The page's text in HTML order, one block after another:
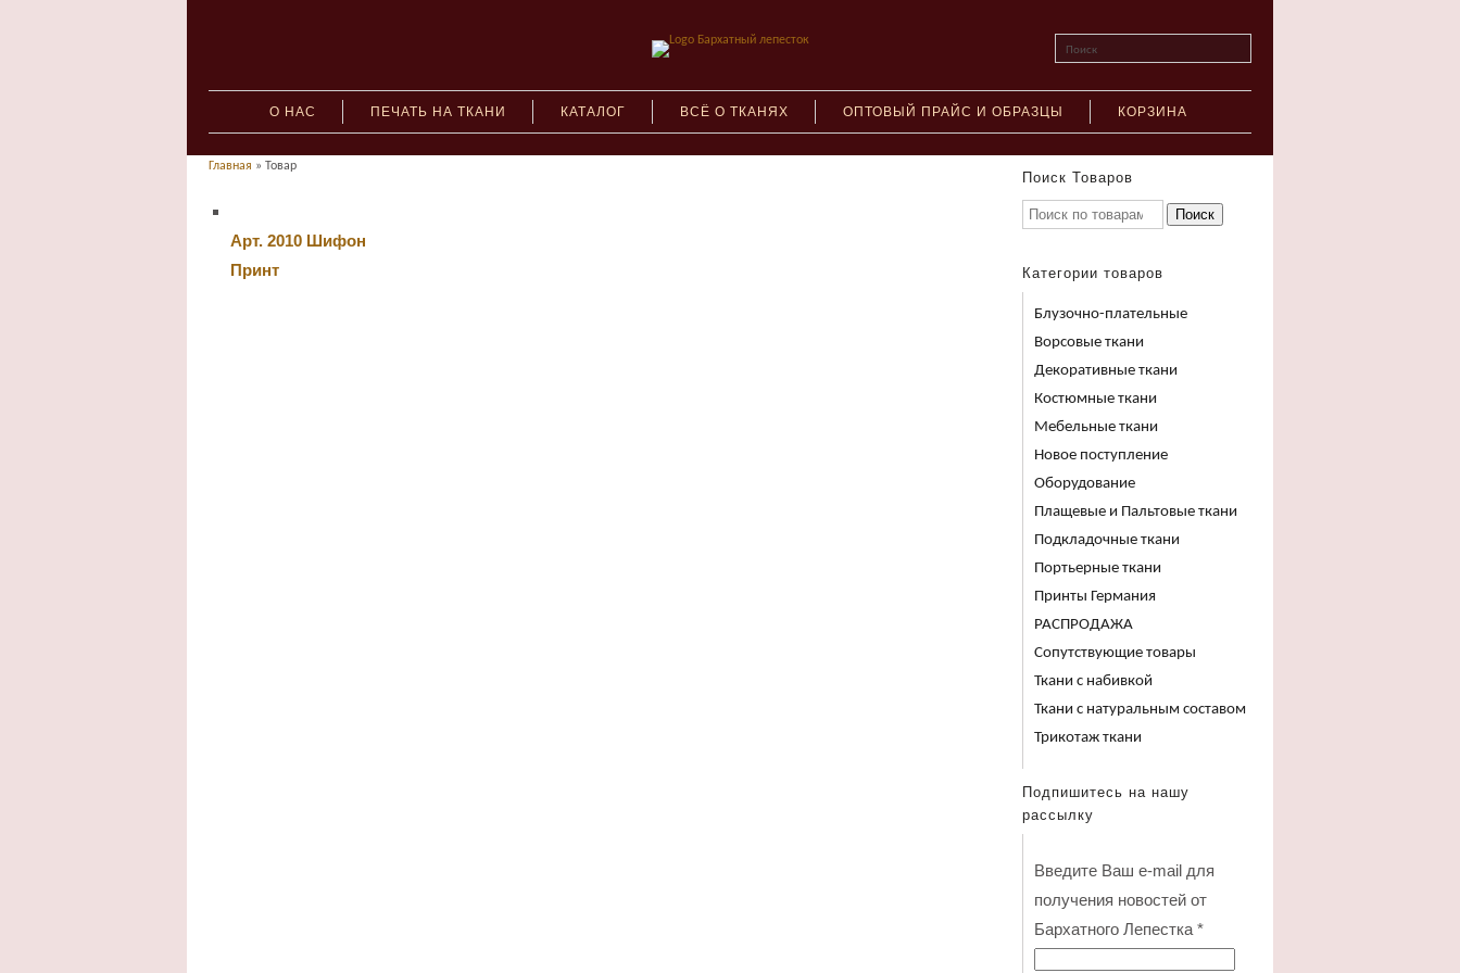
Поиск
О НАС ПЕЧАТЬ НА ТКАНИ КАТАЛОГ ВСЁ О ТКАНЯХ ОПТОВЫЙ ПРАЙС И ОБРАЗЦЫ КОРЗИНА
Главная » Товар
Арт. 2010 Шифон
Принт
Поиск Товаров
Поиск
Категории товаров
Блузочно-плательные
Ворсовые ткани
Декоративные ткани
Костюмные ткани
Мебельные ткани
Новое поступление
Оборудование
Плащевые и Пальтовые ткани
Подкладочные ткани
Портьерные ткани
Принты Германия
РАСПРОДАЖА
Сопутствующие товары
Ткани с набивкой
Ткани с натуральным составом
Трикотаж ткани
Подпишитесь на нашу
рассылку
Введите Ваш e-mail для
получения новостей от
Бархатного Лепестка *